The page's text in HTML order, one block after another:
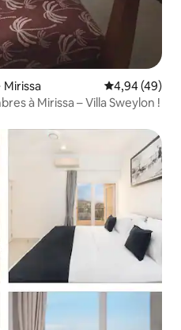
Évaluation
4,94 (49)
à Mirissa – Villa Sweylon !